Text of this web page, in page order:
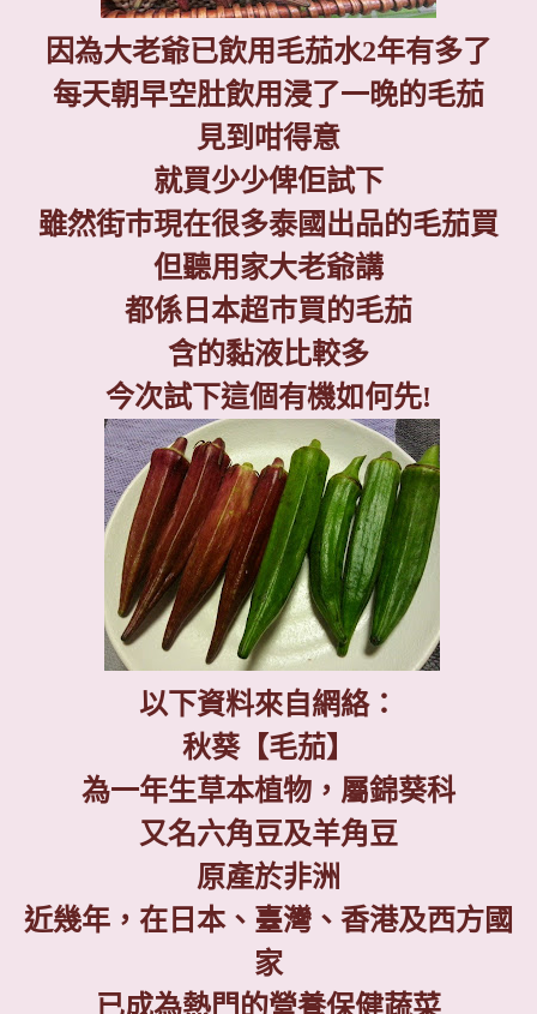
因為大老爺已飲用毛茄水2年有多了
每天朝早空肚飲用浸了一晚的毛茄
見到咁得意
就買少少俾佢試下
雖然街巿現在很多泰國出品的毛茄買
但聽用家大老爺講
都係日本超巿買的毛茄
含的黏液比較多
今次試下這個有機如何先!
以下資料來自網絡：
秋葵【毛茄】
為一年生草本植物，屬錦葵科
又名六角豆及羊角豆
原產於非洲
近幾年，在日本、臺灣、香港及西方國
家
已成為熱門的營養保健蔬菜